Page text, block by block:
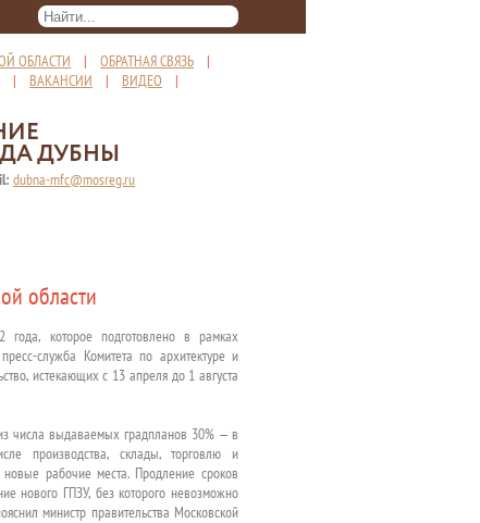
ОБЛАСТИ | ОБРАТНАЯ СВЯЗЬ |
| ВАКАНСИИ | ВИДЕО |
ДУБНЫ
dubna-mfc@mosreg.ru
области
года, которое подготовлено в рамках
служба Комитета по архитектуре и
истекающих с 13 апреля до 1 августа
числа выдаваемых градпланов 30% — в
производства, склады, торговлю и
новые рабочие места. Продление сроков
нового ГПЗУ, без которого невозможно
министр правительства Московской